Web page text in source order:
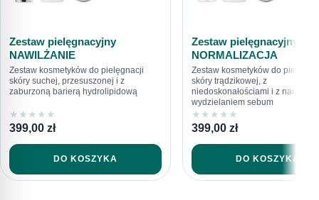
Zestaw pielęgnacyjny
NAWILŻANIE
Zestaw kosmetyków do pielęgnacji
skóry suchej, przesuszonej i z
zaburzoną barierą hydrolipidową
★ ★ ★ ★ ★
399,00 zł
DO KOSZYKA
Zestaw pielęgnacyjny
NORMALIZACJA
Zestaw kosmetyków do
skóry trądzikowej, z
niedoskonałościami i z
wydzielaniem sebum
★ ★ ★ ★ ★
399,00 zł
DO KOSZYKA